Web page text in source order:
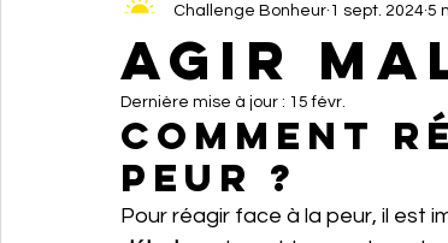
Relations et Amour Bien-être
Agir
Challenge Bonheur 1 sept. 2024 5
Dernière mise à jour : 15 févr.
Comment
peur ?
Pour réagir face à la peur, il est